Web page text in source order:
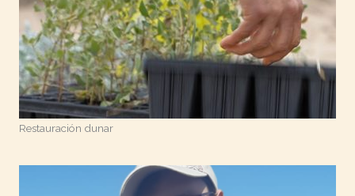
Restauración dunar